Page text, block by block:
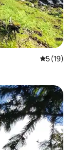
Średnia
5 (19)